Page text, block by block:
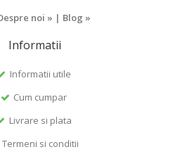
noi » | Blog »
Informatii
Informatii utile
Cum cumpar
Livrare si plata
Termeni si conditii